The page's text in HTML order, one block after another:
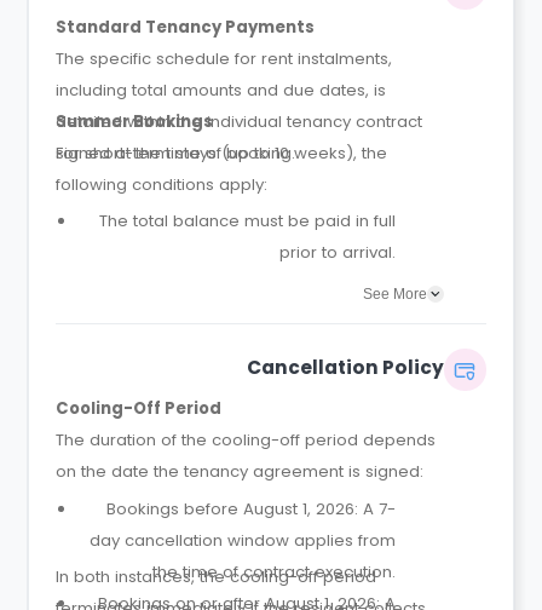
Standard Tenancy Payments
The specific schedule for rent instalments,
including total amounts and due dates, is
detailed within the individual tenancy contract
signed at the time of booking.
Summer Bookings
For short-term stays (up to 10 weeks), the
following conditions apply:
The total balance must be paid in full
prior to arrival.
A booking is only confirmed once full
No security deposit is required for
See More
Cancellation Policy
Cooling-Off Period
The duration of the cooling-off period depends
on the date the tenancy agreement is signed:
Bookings before August 1, 2026: A 7-
day cancellation window applies from
the time of contract execution.
Bookings on or after August 1, 2026: A
In both instances, the cooling-off period